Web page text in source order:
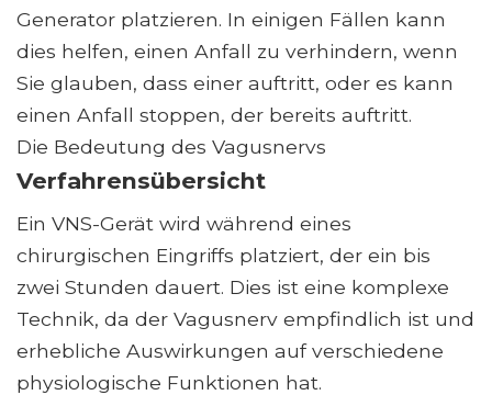
Generator platzieren. In einigen Fällen kann
dies helfen, einen Anfall zu verhindern, wenn
Sie glauben, dass einer auftritt, oder es kann
einen Anfall stoppen, der bereits auftritt.
Die Bedeutung des Vagusnervs
Verfahrensübersicht
Ein VNS-Gerät wird während eines
chirurgischen Eingriffs platziert, der ein bis
zwei Stunden dauert. Dies ist eine komplexe
Technik, da der Vagusnerv empfindlich ist und
erhebliche Auswirkungen auf verschiedene
physiologische Funktionen hat.